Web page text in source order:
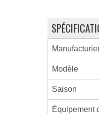
Modèle
Saison
Équipement